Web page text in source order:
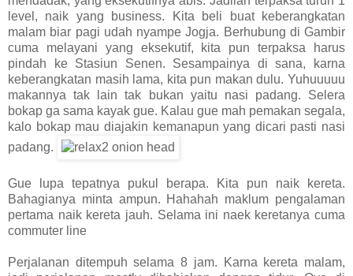
level, naik yang business. Kita beli buat keberangkatan
malam biar pagi udah nyampe Jogja. Berhubung di Gambir
cuma melayani yang eksekutif, kita pun terpaksa harus
pindah ke Stasiun Senen. Sesampainya di sana, karna
keberangkatan masih lama, kita pun makan dulu. Yuhuuuuu
makannya tak lain tak bukan yaitu nasi padang. Selera
bokap ga sama kayak gue. Kalau gue mah pemakan segala,
kalo bokap mau diajakin kemanapun yang dicari pasti nasi
padang.
Gue lupa tepatnya pukul berapa. Kita pun naik kereta.
Bahagianya minta ampun. Hahahah maklum pengalaman
pertama naik kereta jauh. Selama ini naek keretanya cuma
commuter line
Perjalanan ditempuh selama 8 jam. Karna kereta malam,